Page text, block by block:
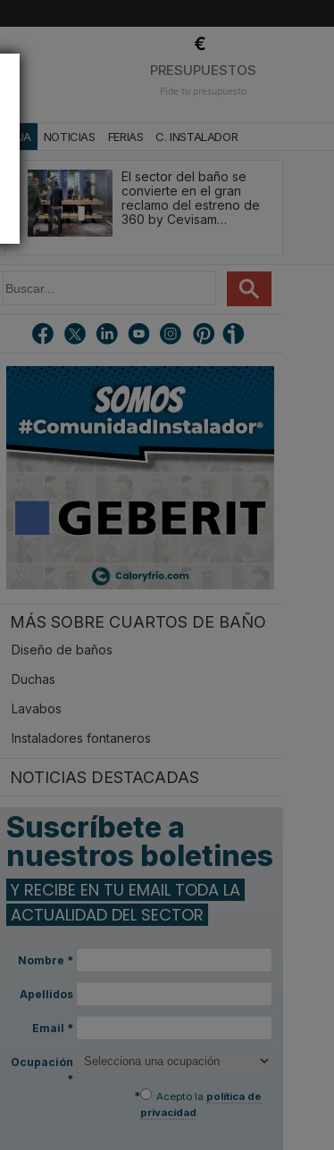
PRESUPUESTOS
Pide tu presupuesto
NOTICIAS FERIAS C. INSTALADOR
El sector del baño se
convierte en el gran
reclamo del estreno de
360 by Cevisam…
u
r
MÁS SOBRE CUARTOS DE BAÑO
Diseño de baños
Duchas
Lavabos
Instaladores fontaneros
NOTICIAS DESTACADAS
Suscríbete a
nuestros boletines
Y RECIBE EN TU EMAIL TODA LA
ACTUALIDAD DEL SECTOR
Nombre *
Apellidos
Email *
Ocupación
*
*
Acepto la política de
privacidad.